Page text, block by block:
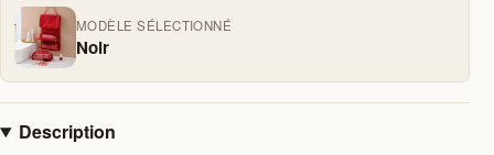
MODÈLE SÉLECTIONNÉ
Noir
Description